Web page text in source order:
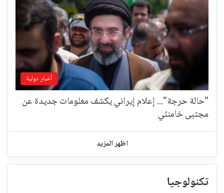
أخبار دولية
"حالة حرجة"... إعلام إيراني يكشف معلومات جديدة عن
مجتبى خامنئي
اظهر المزيد
تكنولوجيا